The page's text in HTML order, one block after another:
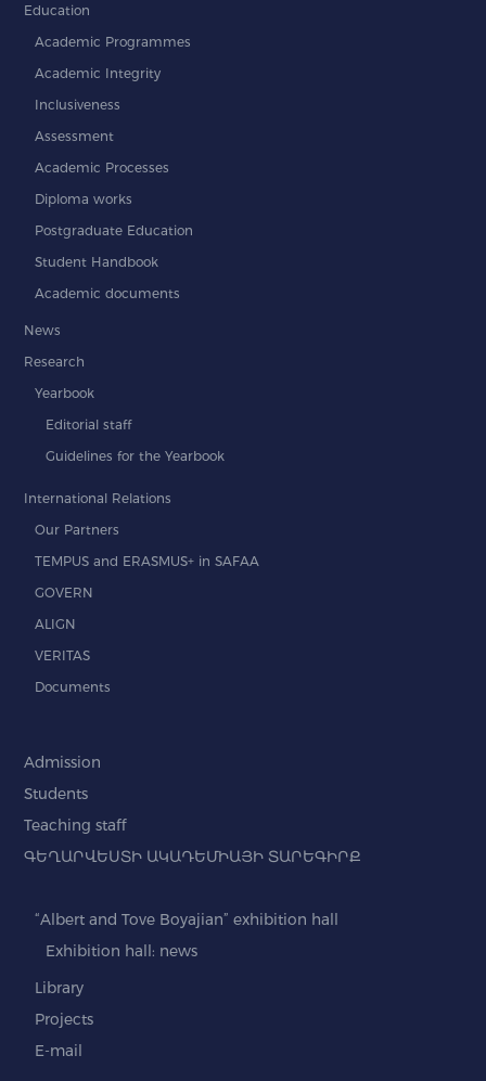
Education
Academic Programmes
Academic Integrity
Inclusiveness
Assessment
Academic Processes
Diploma works
Postgraduate Education
Student Handbook
Academic documents
News
Research
Yearbook
Editorial staff
Guidelines for the Yearbook
International Relations
Our Partners
TEMPUS and ERASMUS+ in SAFAA
GOVERN
ALIGN
VERITAS
Documents
Admission
Students
Teaching staff
ԳԵՂԱՐՎԵՍՏԻ ԱԿԱԴԵՄԻԱՅԻ ՏԱՐԵԳԻՐՔ
“Albert and Tove Boyajian” exhibition hall
Exhibition hall: news
Library
Projects
E-mail